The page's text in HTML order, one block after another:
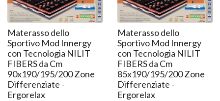
Materasso dello
Sportivo Mod Innergy
con Tecnologia NILIT
FIBERS da Cm
90x190/195/200 Zone
Differenziate -
Ergorelax
Materasso dello
Sportivo Mod Innergy
con Tecnologia NILIT
FIBERS da Cm
85x190/195/200 Zone
Differenziate -
Ergorelax